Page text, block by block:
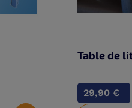
Table de
29,90 €